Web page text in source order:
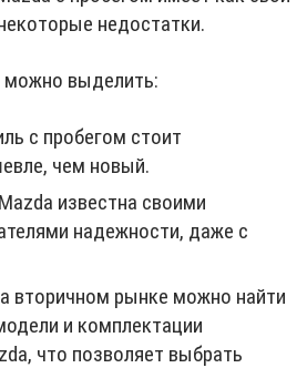
недостатки.
выделить:
с пробегом стоит
чем новый.
известна своими
надежности, даже с
вторичном рынке можно найти
и комплектации
что позволяет выбрать